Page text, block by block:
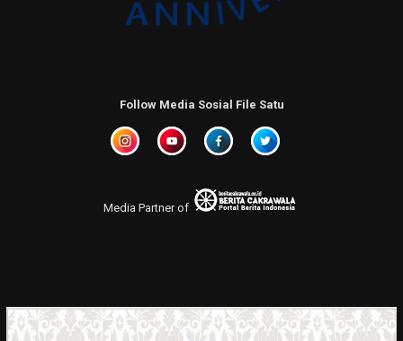
Follow Media Sosial File Satu
Media Partner of